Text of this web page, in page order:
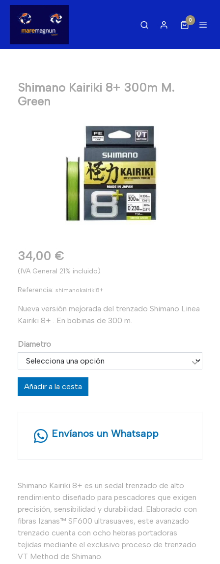
0
Shimano Kairiki 8+ 300m M.
Green
34,00 €
(IVA General 21% incluido)
Referencia: shimanokairiki8+
Nueva versión mejorada del trenzado Shimano Linea
Kairiki 8+ . En bobinas de 300 m.
Diametro
Añadir a la cesta
Envíanos un Whatsapp
Shimano Kairiki 8+ es un sedal trenzado de alto
rendimiento diseñado para pescadores que exigen
precisión, sensibilidad y durabilidad. Elaborado con
fibras Izanas™ SF600 ultrasuaves, este avanzado
trenzado cuenta con ocho hebras portadoras
tejidas mediante el exclusivo proceso de trenzado
VT Method de Shimano.